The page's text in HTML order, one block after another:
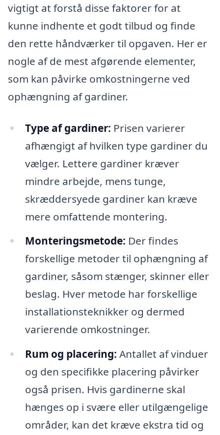
vigtigt at forstå disse faktorer for at
kunne indhente et godt tilbud og finde
den rette håndværker til opgaven. Her er
nogle af de mest afgørende elementer,
som kan påvirke omkostningerne ved
ophængning af gardiner.
Type af gardiner: Prisen varierer
afhængigt af hvilken type gardiner du
vælger. Lettere gardiner kræver
mindre arbejde, mens tunge,
skræddersyede gardiner kan kræve
mere omfattende montering.
Monteringsmetode: Der findes
forskellige metoder til ophængning af
gardiner, såsom stænger, skinner eller
beslag. Hver metode har forskellige
installationsteknikker og dermed
varierende omkostninger.
Rum og placering: Antallet af vinduer
og den specifikke placering påvirker
også prisen. Hvis gardinerne skal
hænges op i svære eller utilgængelige
områder, kan det kræve ekstra tid og